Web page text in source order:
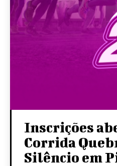
Inscrições
Corrida
Silêncio em